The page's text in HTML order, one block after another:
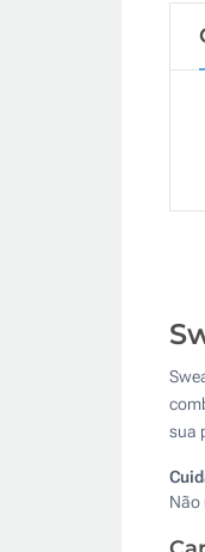
sua
Não